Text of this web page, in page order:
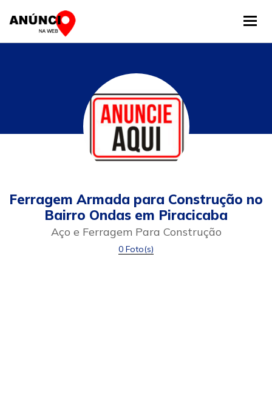
Ferragem Armada para Construção no
Bairro Ondas em Piracicaba
Aço e Ferragem Para Construção
0 Foto(s)